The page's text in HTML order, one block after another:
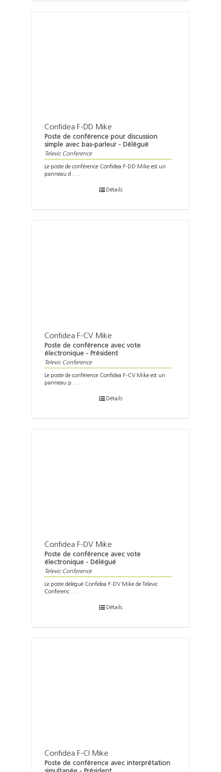
Confidea F-DD Mike
Poste de conférence pour discussion
simple avec bas-parleur - Délégué
Televic Conference
Le poste de conférence Confidea F-DD Mike est un
panneau d . . .
Détails
Confidea F-CV Mike
Poste de conférence avec vote
électronique - Président
Televic Conference
Le poste de conférence Confidea F-CV Mike est un
panneau p . . .
Détails
Confidea F-DV Mike
Poste de conférence avec vote
électronique - Délégué
Televic Conference
Le poste délégué Confidea F-DV Mike de Televic
Conferenc . . .
Détails
Confidea F-CI Mike
Poste de conférence avec interprétation